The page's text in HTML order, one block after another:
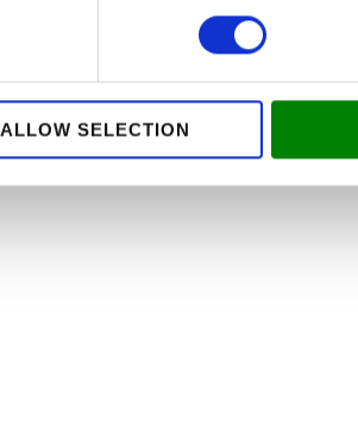
ALLOW SELECTION